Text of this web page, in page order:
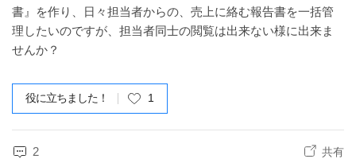
書』を作り、日々担当者からの、売上に絡む報告書を一括管
理したいのですが、担当者同士の閲覧は出来ない様に出来ま
せんか？
役に立ちました！ 1
2 共有